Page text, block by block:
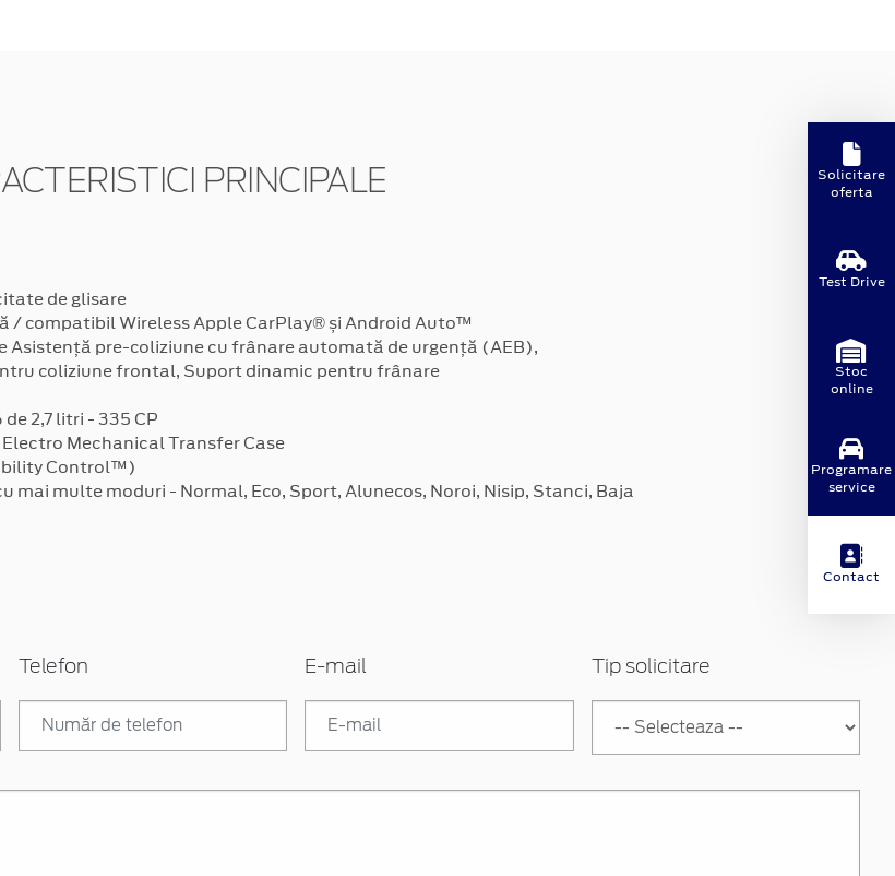
PRINCIPALE
de glisare
/ compatibil Wireless Apple CarPlay® și Android Auto™
pre-coliziune cu frânare automată de urgență (AEB),
coliziune frontal, Suport dinamic pentru frânare
2,7 litri - 335 CP
Electro Mechanical Transfer Case
Control™)
mai multe moduri - Normal, Eco, Sport, Alunecos, Noroi, Nisip, Stanci, Baja
Telefon E-mail Tip solicitare
Solicitare
oferta
Test Drive
Stoc
online
Programare
service
Contact